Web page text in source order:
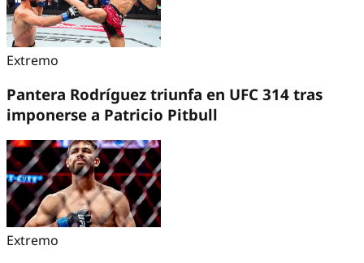
Extremo
Pantera Rodríguez triunfa en UFC 314 tras
imponerse a Patricio Pitbull
Extremo